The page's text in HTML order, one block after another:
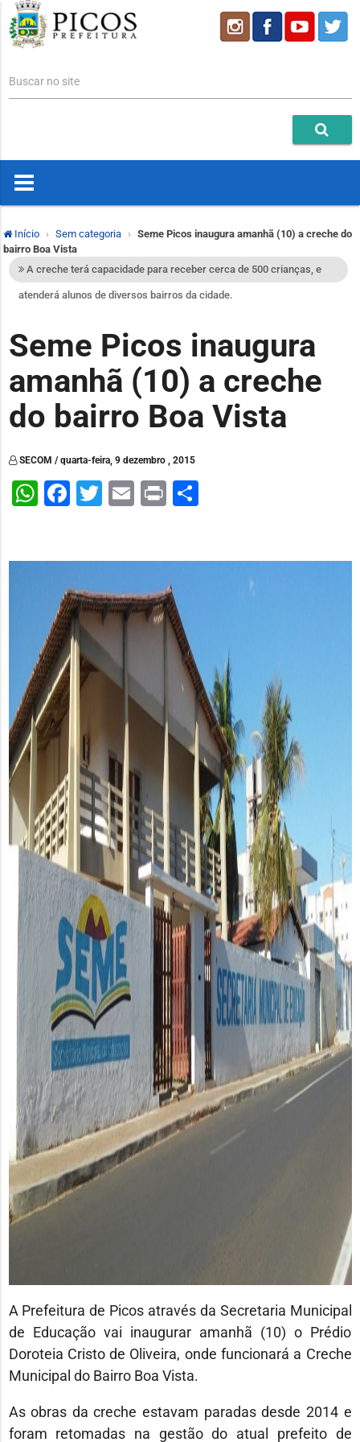
Buscar no site
Início Sem categoria
Seme Picos inaugura amanhã (10) a creche do
bairro Boa Vista
A creche terá capacidade para receber cerca de 500 crianças, e
atenderá alunos de diversos bairros da cidade.
Seme Picos inaugura
amanhã (10) a creche
do bairro Boa Vista
SECOM / quarta-feira, 9 dezembro , 2015
WhatsApp
Facebook
Twitter
Email
PrintShare
A Prefeitura de Picos através da Secretaria Municipal
de Educação vai inaugurar amanhã (10) o Prédio
Doroteia Cristo de Oliveira, onde funcionará a Creche
Municipal do Bairro Boa Vista.
As obras da creche estavam paradas desde 2014 e
foram retomadas na gestão do atual prefeito de